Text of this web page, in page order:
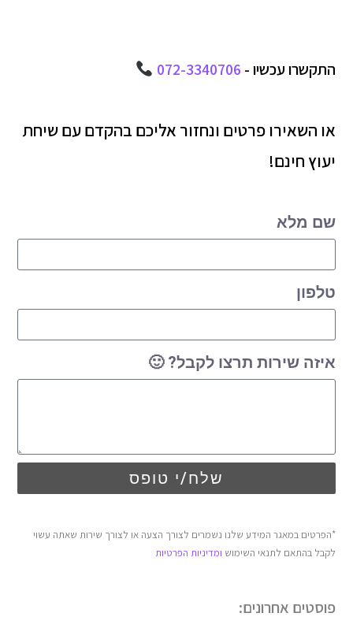
התקשרו עכשיו - 072-3340706
או השאירו פרטים ונחזור אליכם בהקדם עם שיחת
יעוץ חינם!
שם מלא
טלפון
איזה שירות תרצו לקבל? 🙂
שלח/י טופס
*הפרטים במאגר המידע שלנו נשמרים לצורך הצעה או לצורך שירות שאתה עשוי
לקבל בהתאם לתנאי השימוש ומדיניות הפרטיות
פוסטים אחרונים: